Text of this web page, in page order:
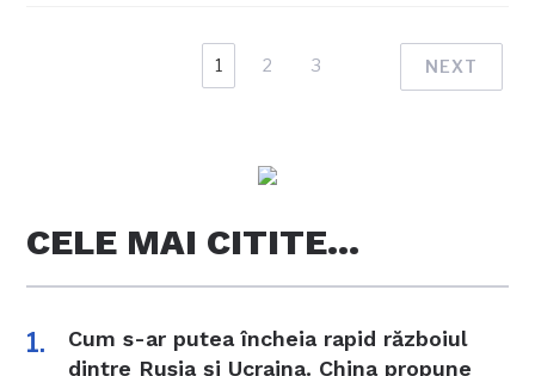
1 2 3 NEXT
CELE MAI CITITE…
Cum s-ar putea încheia rapid războiul
dintre Rusia și Ucraina. China propune